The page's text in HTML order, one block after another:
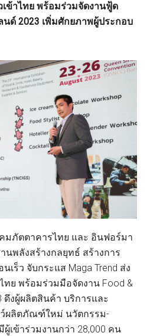
เข้าไทย พร้อมร่วมจัดงานฟู้ด
ด์ 2023 เพิ่มศักยภาพผู้ประกอบ
มภัตตาคารไทย และ อินฟอร์มา
นพลังสร้างกลยุทธ์ สร้างการ
เร็ว จับกระแส Maga Trend ส่ง
ทย พร้อมร่วมมือจัดงาน Food &
ดึงผู้ผลิตสินค้า บริการและ
ผลิตภัณฑ์ใหม่ นวัตกรรม-
เข้าร่วมงานกว่า 28,000 คน